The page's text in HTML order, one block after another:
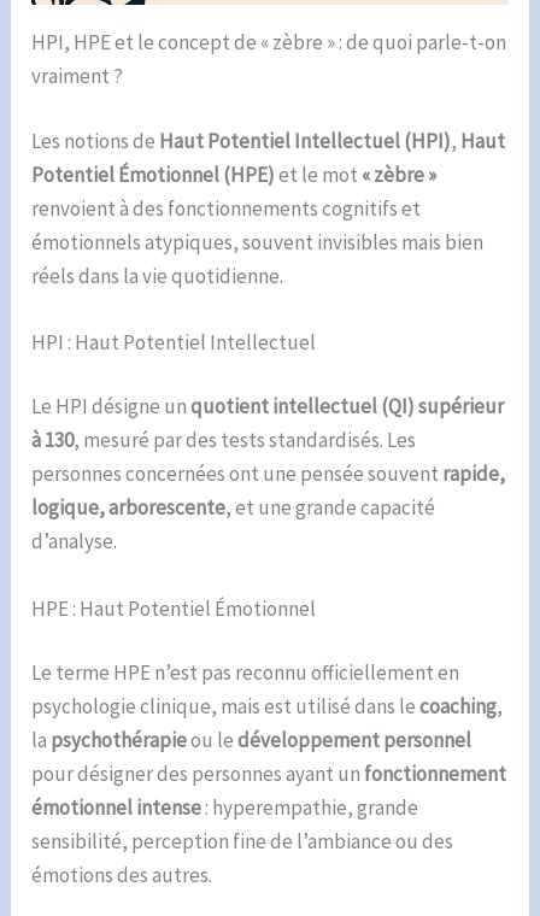
HPI, HPE et le concept de « zèbre » : de quoi parle-t-on
vraiment ?
Les notions de Haut Potentiel Intellectuel (HPI), Haut
Potentiel Émotionnel (HPE)et le mot « zèbre »
renvoient à des fonctionnements cognitifs et
émotionnels atypiques, souvent invisibles mais bien
réels dans la vie quotidienne.
HPI : Haut Potentiel Intellectuel
Le HPI désigne unquotient intellectuel (QI) supérieur
à 130, mesuré par des tests standardisés. Les
personnes concernées ont une pensée souvent rapide,
logique, arborescente, et une grande capacité
d’analyse.
HPE : Haut Potentiel Émotionnel
Le terme HPE n’est pas reconnu officiellement en
psychologie clinique, mais est utilisé dans lecoaching,
la psychothérapieou ledéveloppement personnel
pour désigner des personnes ayant un fonctionnement
émotionnel intense: hyperempathie, grande
sensibilité, perception fine de l’ambiance ou des
émotions des autres.